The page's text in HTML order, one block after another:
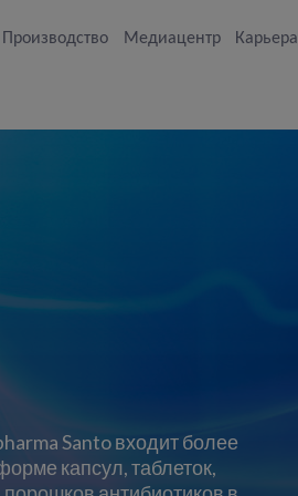
Производство Медиацентр Карьера
Santo входит более
капсул, таблеток,